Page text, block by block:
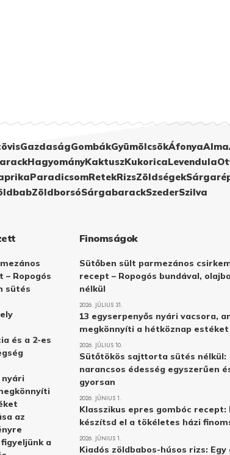
GazdaságGombákGyümölcsökÁfonyaAlma
HagyományKaktuszKukoricaLevendula
ParadicsomRetekRizsZöldségek
ZöldborsóSárgabarackSzederSzilva
– Ropogós
sütés
és a 2-es
nyári
az
a
Finomságok
Sütőben sült parmezános
recept – Ropogós bundával,
nélkül
2026. JÚLIUS 31.
13 egyserpenyős nyári vacsora,
megkönnyíti a hétköznap estéket
2026. JÚLIUS 10.
Sütőtökös sajttorta sütés nélkül:
narancsos édesség egyszerűen
gyorsan
2026. JÚNIUS 1.
Klasszikus epres gombóc recept:
készítsd el a tökéletes házi
2026. JÚNIUS 1.
Kiadós zöldbabos-húsos rizs: Egy